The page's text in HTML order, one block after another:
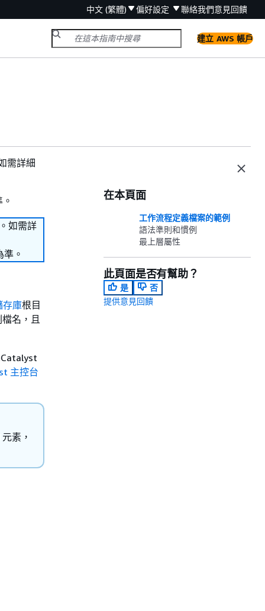
中文 (繁體) 偏好設定 聯絡我們意見回饋
建立 AWS 帳戶
需詳細
如需詳
。
存庫根目
名，且
主控台
素，
在本頁面
工作流程定義檔案的範例
語法準則和慣例
最上層屬性
此頁面是否有幫助？
是
否
提供意見回饋